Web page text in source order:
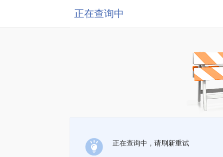
正在查询中
正在查询中，请刷新重试